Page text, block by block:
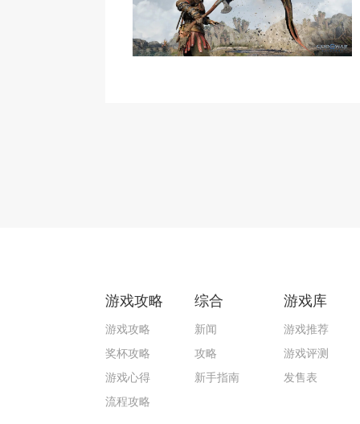
游戏攻略
游戏攻略
奖杯攻略
游戏心得
流程攻略
综合
新闻
攻略
新手指南
游戏库
游戏推荐
游戏评测
发售表